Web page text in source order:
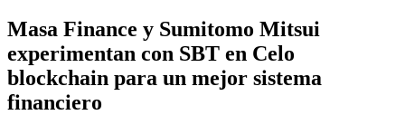
Masa Finance y Sumitomo Mitsui
experimentan con SBT en Celo
blockchain para un mejor sistema
financiero